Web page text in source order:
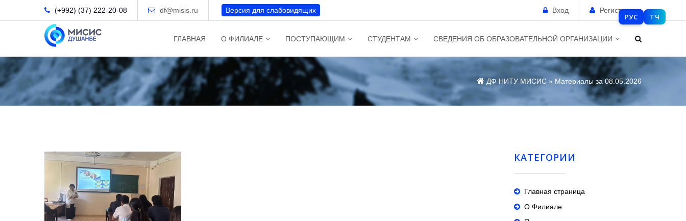
РУС ТЧ
(+992) (37) 222-20-08 df@misis.ru Версия для слабовидящих Вход Регистрация
ГЛАВНАЯ О ФИЛИАЛЕ ПОСТУПАЮЩИМ СТУДЕНТАМ СВЕДЕНИЯ ОБ ОБРАЗОВАТЕЛЬНОЙ ОРГАНИЗАЦИИ
ДФ НИТУ МИСИС » Материалы за 08.05.2026
КАТЕГОРИИ
Главная страница
О Филиале